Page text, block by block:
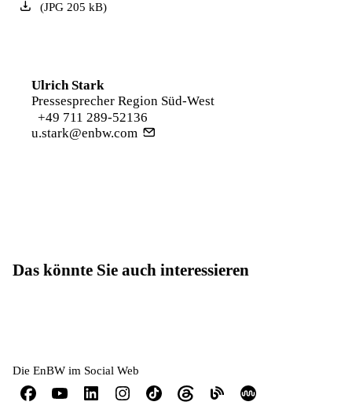
(JPG205 kB)
Ulrich Stark
Pressesprecher Region Süd-West
+49 711 289-52136
u.stark@enbw.com
Das könnte Sie auch interessieren
Die EnBW im Social Web